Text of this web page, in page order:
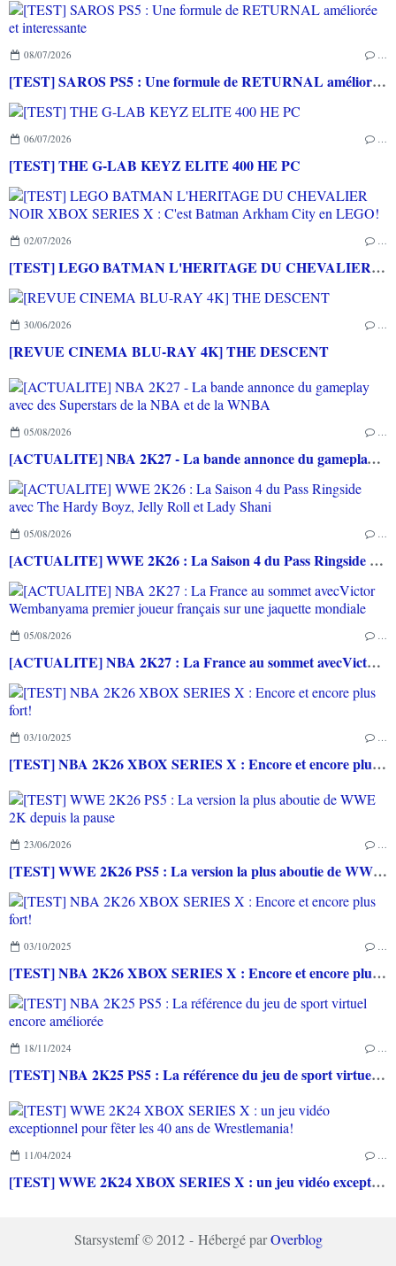
08/07/2026 …
[TEST] SAROS PS5 : Une formule de RETURNAL améliorée et interessante
06/07/2026 …
[TEST] THE G-LAB KEYZ ELITE 400 HE PC
02/07/2026 …
[TEST] LEGO BATMAN L'HERITAGE DU CHEVALIER NOIR XBOX SERIES X : C'est Batman Arkham City en LEGO!
30/06/2026 …
[REVUE CINEMA BLU-RAY 4K] THE DESCENT
05/08/2026 …
[ACTUALITE] NBA 2K27 - La bande annonce du gameplay avec des Superstars de la NBA et de la WNBA
05/08/2026 …
[ACTUALITE] WWE 2K26 : La Saison 4 du Pass Ringside avec The Hardy Boyz, Jelly Roll et Lady Shani
05/08/2026 …
[ACTUALITE] NBA 2K27 : La France au sommet avecVictor Wembanyama premier joueur français sur une jaquette mondiale
03/10/2025 …
[TEST] NBA 2K26 XBOX SERIES X : Encore et encore plus fort!
23/06/2026 …
[TEST] WWE 2K26 PS5 : La version la plus aboutie de WWE 2K depuis la pause
03/10/2025 …
[TEST] NBA 2K26 XBOX SERIES X : Encore et encore plus fort!
18/11/2024 …
[TEST] NBA 2K25 PS5 : La référence du jeu de sport virtuel encore améliorée
11/04/2024 …
[TEST] WWE 2K24 XBOX SERIES X : un jeu vidéo exceptionnel pour fêter les 40 ans de Wrestlemania!
Starsystemf © 2012 - Hébergé parOverblog